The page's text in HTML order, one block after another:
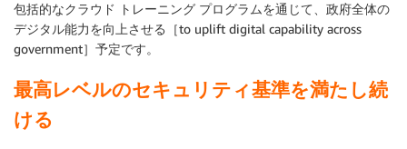
包括的なクラウド トレーニング プログラムを通じて、政府全体の
デジタル能力を向上させる［to uplift digital capability across
government］予定です。
最高レベルのセキュリティ基準を満たし続
ける